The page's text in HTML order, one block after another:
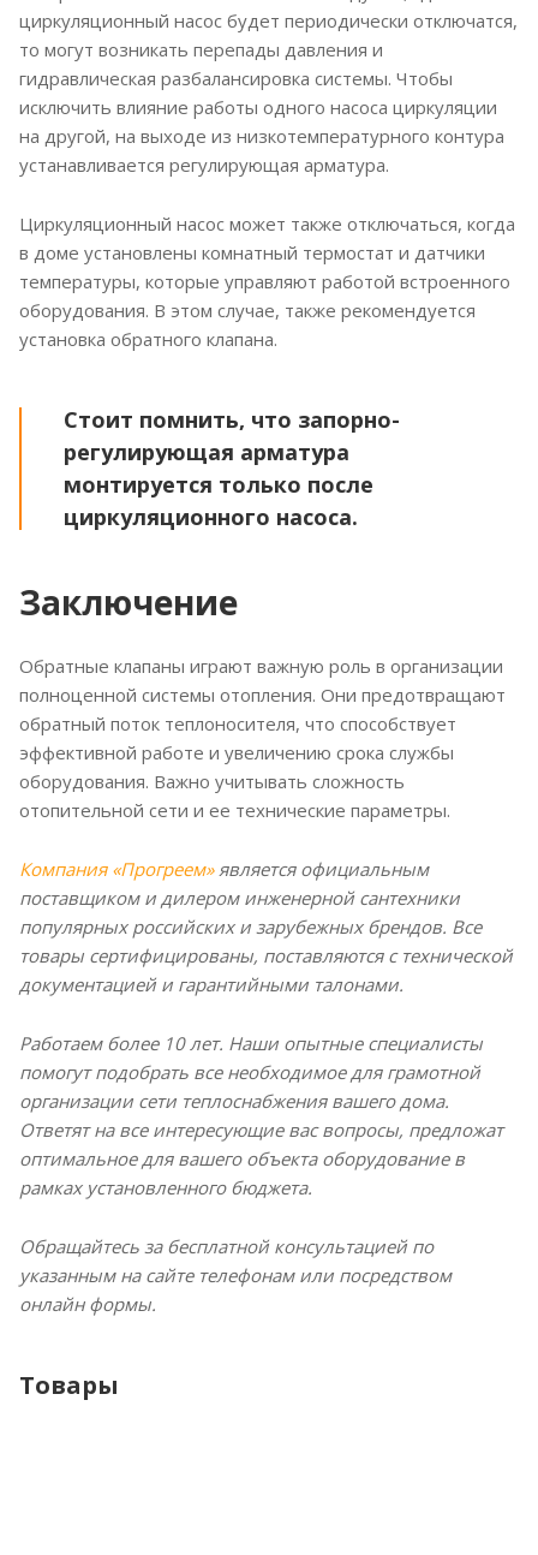
циркуляционный насос будет периодически отключатся,
то могут возникать перепады давления и
гидравлическая разбалансировка системы. Чтобы
исключить влияние работы одного насоса циркуляции
на другой, на выходе из низкотемпературного контура
устанавливается регулирующая арматура.
Циркуляционный насос может также отключаться, когда
в доме установлены комнатный термостат и датчики
температуры, которые управляют работой встроенного
оборудования. В этом случае, также рекомендуется
установка обратного клапана.
Стоит помнить, что запорно-
регулирующая арматура
монтируется только после
циркуляционного насоса.
Заключение
Обратные клапаны играют важную роль в организации
полноценной системы отопления. Они предотвращают
обратный поток теплоносителя, что способствует
эффективной работе и увеличению срока службы
оборудования. Важно учитывать сложность
отопительной сети и ее технические параметры.
Компания «Прогреем»является официальным
поставщиком и дилером инженерной сантехники
популярных российских и зарубежных брендов. Все
товары сертифицированы, поставляются с технической
документацией и гарантийными талонами.
Работаем более 10 лет. Наши опытные специалисты
помогут подобрать все необходимое для грамотной
организации сети теплоснабжения вашего дома.
Ответят на все интересующие вас вопросы, предложат
оптимальное для вашего объекта оборудование в
рамках установленного бюджета.
Обращайтесь за бесплатной консультацией по
указанным на сайте телефонам или посредством
онлайн формы.
Товары